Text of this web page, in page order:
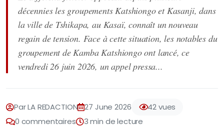
décennies les groupements Katshiongo et Kasanji, dans
la ville de Tshikapa, au Kasaï, connaît un nouveau
regain de tension. Face à cette situation, les notables du
groupement de Kamba Katshiongo ont lancé, ce
vendredi 26 juin 2026, un appel pressa...
Par LA REDACTION 27 June 2026
42 vues
0 commentaires
3 min de lecture